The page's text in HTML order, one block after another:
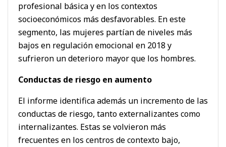
profesional básica y en los contextos
socioeconómicos más desfavorables. En este
segmento, las mujeres partían de niveles más
bajos en regulación emocional en 2018 y
sufrieron un deterioro mayor que los hombres.
Conductas de riesgo en aumento
El informe identifica además un incremento de las
conductas de riesgo, tanto externalizantes como
internalizantes. Estas se volvieron más
frecuentes en los centros de contexto bajo,